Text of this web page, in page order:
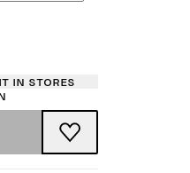
in Stores